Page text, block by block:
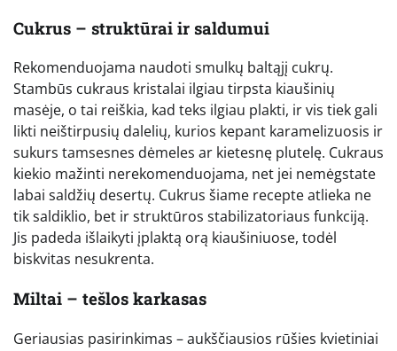
Cukrus – struktūrai ir saldumui
Rekomenduojama naudoti smulkų baltąjį cukrų.
Stambūs cukraus kristalai ilgiau tirpsta kiaušinių
masėje, o tai reiškia, kad teks ilgiau plakti, ir vis tiek gali
likti neištirpusių dalelių, kurios kepant karamelizuosis ir
sukurs tamsesnes dėmeles ar kietesnę plutelę. Cukraus
kiekio mažinti nerekomenduojama, net jei nemėgstate
labai saldžių desertų. Cukrus šiame recepte atlieka ne
tik saldiklio, bet ir struktūros stabilizatoriaus funkciją.
Jis padeda išlaikyti įplaktą orą kiaušiniuose, todėl
biskvitas nesukrenta.
Miltai – tešlos karkasas
Geriausias pasirinkimas – aukščiausios rūšies kvietiniai